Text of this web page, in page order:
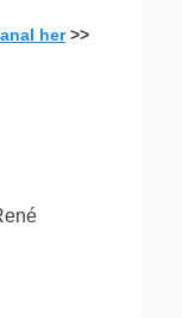
her>>